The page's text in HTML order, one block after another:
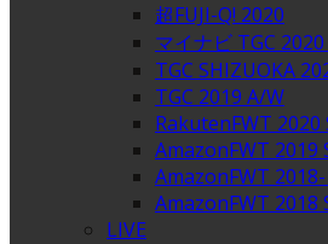
超FUJI-Q! 2020
マイナビ TGC 2020
TGC SHIZUOKA
TGC 2019 A/W
RakutenFWT 2020
AmazonFWT 2019
AmazonFWT
AmazonFWT 2018
LIVE